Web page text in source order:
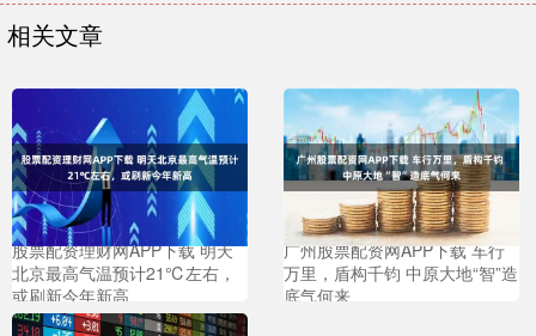
相关文章
股票配资理财网APP下载 明天
北京最高气温预计21℃左右，
或刷新今年新高
广州股票配资网APP下载 车行
万里，盾构千钧 中原大地“智”造
底气何来